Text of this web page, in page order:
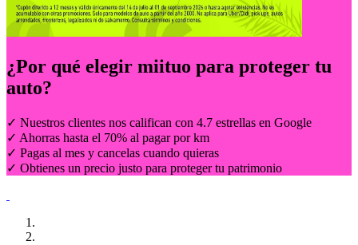
¿Por qué elegir miituo para proteger tu
auto?
✓ Nuestros clientes nos califican con 4.7 estrellas en Google
✓ Ahorras hasta el 70% al pagar por km
✓ Pagas al mes y cancelas cuando quieras
✓ Obtienes un precio justo para proteger tu patrimonio